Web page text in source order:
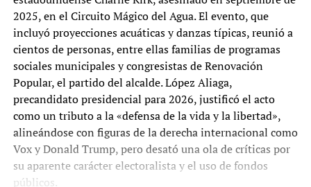
2025, en el Circuito Mágico del Agua. El evento, que
incluyó proyecciones acuáticas y danzas típicas, reunió a
cientos de personas, entre ellas familias de programas
sociales municipales y congresistas de Renovación
Popular, el partido del alcalde. López Aliaga,
precandidato presidencial para 2026, justificó el acto
como un tributo a la «defensa de la vida y la libertad»,
alineándose con figuras de la derecha internacional como
Vox y Donald Trump, pero desató una ola de críticas por
su aparente carácter electoralista y el uso de fondos
públicos.